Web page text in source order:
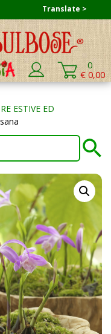
Cerca:
0
€ 0,00
ESTIVE ED
Translate >